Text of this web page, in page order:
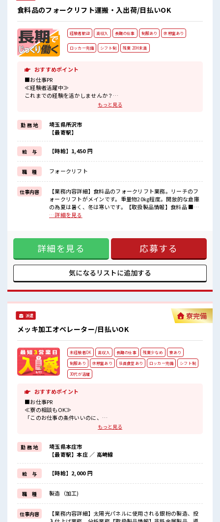
食料品のフォークリフト運搬・入出荷/日払いOK
経験者歓迎 高収入 長期の仕事 制服あり 休憩室あり
ロッカー完備 シフト制 残業 20H未満
おすすめポイント
■お仕事PR
≪経験者活躍中≫
これまでの経験を活かしませんか？
≪適度な残業でお給料UP≫
残業は月20時間未満で、
ほどよく稼げます♪
≪ラクラク制服アリ≫
制服があるので、
毎日の服装の悩み解消♪
≪収入アップを目指せる≫
高時給だらけの派遣のお仕事です！
■職場の雰囲気
休憩室で自分タイム！
のんびりスマホチェック♪
職場にはロッカー完備！
高収入もバッチリ目指せますよ！
もっと見る
勤 務 地
埼玉県所沢市
【最寄駅】
給 与 【時給】1,450 円
職 種 フォークリフト
仕事内容
【業務内容詳細】食料品のフォークリフト業務。リーチのフ
ォークリフトがメインです。重量物20kg程度。開放的な倉庫
の為夏は暑く、冬は寒いです。【取扱製品情報】食料品 ■お
仕事PR ≪経験者活躍中≫ これまでの経験を活かしませんか？
ほどよく稼げます♪ ≪ラクラク制服アリ≫ 制服があるので、
毎日の服装の悩み解消♪ ≪収入アップを目指せる≫ 高時給だ
らけの派遣のお仕事です！ ■職場の雰囲気 休憩室で自分タイ
ム！ のんびりスマホチェック♪ 職場にはロッカー完備！ 私物
の置きすぎには注意が必要ですね★ 程よく残業あり！ 高収入
もバッチリ目指せますよ！
…詳細を見る
詳細を見る 応募する
気になるリストに追加する
派遣
メッキ加工オペレーター/日払いOK
寮完備
未経験者OK 高収入 長期の仕事 残業少なめ
寮あり
制服あり
休憩室あり 社員食堂あり ロッカー完備
シフト制
30代が活躍
おすすめポイント
■お仕事PR
≪寮の相談もOK≫
「このお仕事の条件いいのに、
勤務地までちょっと遠くて…」という方にもオススメ！
≪無理なく働ける≫
場合によってはお願いすることもありますが、
残業はほとんどナシ！
≪機能的な制服アリ≫
制服があるので、
毎日の服装の悩み解消♪
≪未経験でも活躍できる≫
新しいことにチャレンジするのは不安だけど、
しっかり働く環境が整っています！
イチからスキルUP・ステップUP目指していきましょう！
もっと見る
勤 務 地
埼玉県本庄市
【最寄駅】本庄 ／ 高崎線
給 与 【時給】2,000 円
職 種 製造（加工)
仕事内容
【業務内容詳細】太陽光パネルに使用される銀粉の製造、投